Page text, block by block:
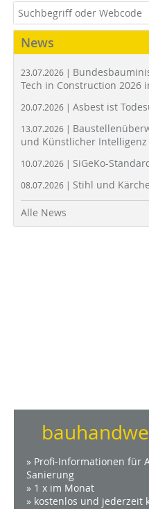
News
23.07.2026 |
Tech in Construction 2026
20.07.2026 | Asbest ist
13.07.2026 |
und Künstlicher Intelligenz
10.07.2026 | SiGeKo-
08.07.2026 | Stihl und
Alle News
» Profi-Informationen für
Sanierung
» 1 x im Monat
» kostenlos und jederzeit